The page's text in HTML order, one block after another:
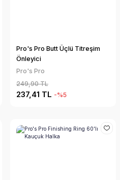
Pro's Pro Butt Üçlü Titreşim
Önleyici
Pro's Pro
249,90 TL
237,41 TL -%5